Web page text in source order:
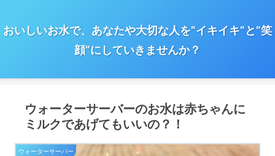
おいしいお水で、あなたや大切な人を”イキイキ”と”笑
顔”にしていきませんか？
ウォーターサーバーのお水は赤ちゃんに
ミルクであげてもいいの？！
ウォーターサーバー